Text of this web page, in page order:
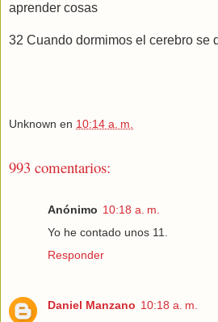
aprender cosas
32 Cuando dormimos el cerebro se
Unknown en 10:14 a. m.
993 comentarios:
Anónimo 10:18 a. m.
Yo he contado unos 11.
Responder
Daniel Manzano 10:18 a. m.